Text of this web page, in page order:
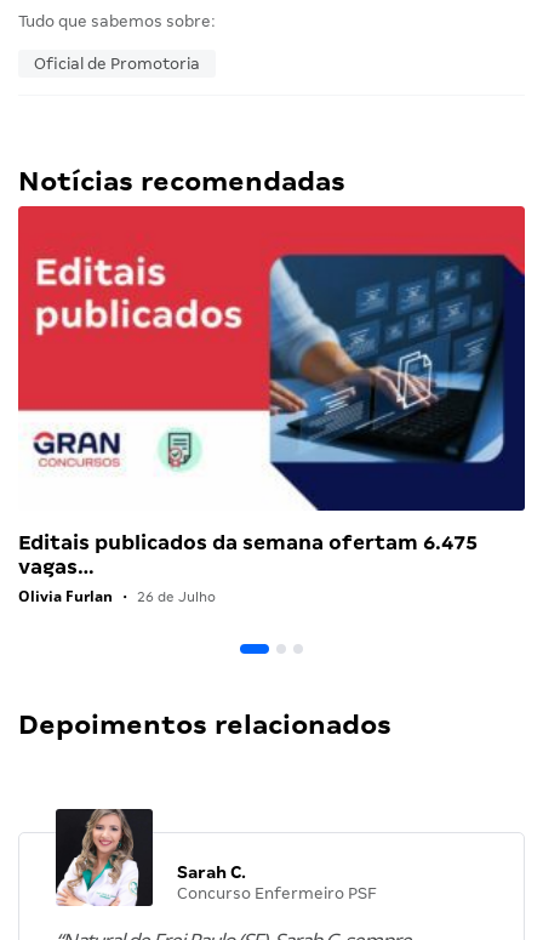
Tudo que sabemos sobre:
Oficial de Promotoria
Notícias recomendadas
Editais publicados da semana ofertam 6.475
vagas…
Olivia Furlan • 26 de Julho
Depoimentos relacionados
Sarah C.
Concurso Enfermeiro PSF